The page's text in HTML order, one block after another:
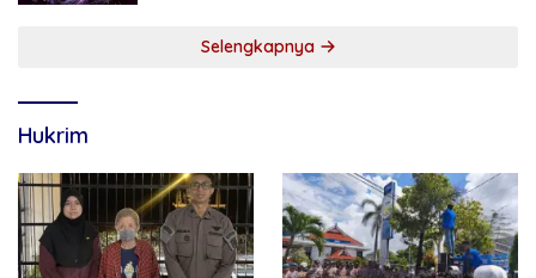
Selengkapnya
Hukrim